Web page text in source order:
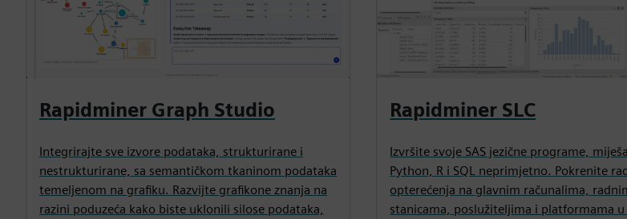
Rapidminer Graph Studio
Integrirajte sve izvore podataka, strukturirane i
nestrukturirane, sa semantičkom tkaninom podataka
temeljenom na grafiku. Razvijte grafikone znanja na
razini poduzeća kako biste uklonili silose podataka,
Rapidminer SLC
Izvršite svoje SAS jezične programe,
Python, R i SQL neprimjetno. Pokrenite
opterećenja na glavnim računalima,
stanicama, poslužiteljima i platformama u